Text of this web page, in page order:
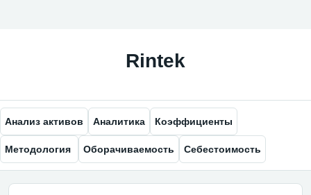
Анализ активов Аналитика Коэффициенты
Методология Оборачиваемость Себестоимость